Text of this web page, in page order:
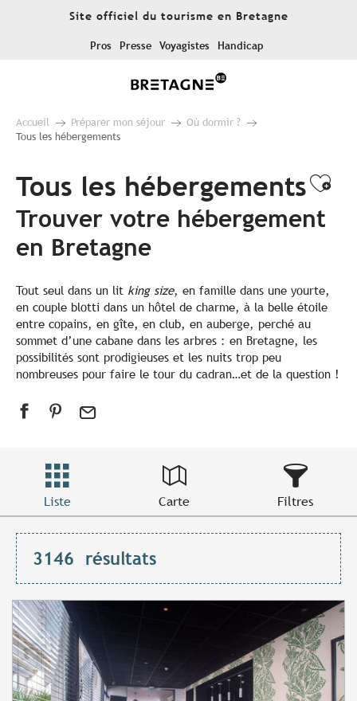
Site officiel du tourisme en Bretagne
Pros Presse Voyagistes Handicap
Accueil Préparer mon séjour
Où dormir ?
Tous les hébergements
Tous les hébergements
Trouver votre hébergement
en Bretagne
Tout seul dans un lit king size, en famille dans une yourte,
en couple blotti dans un hôtel de charme, à la belle étoile
entre copains, en gîte, en club, en auberge, perché au
sommet d’une cabane dans les arbres : en Bretagne, les
possibilités sont prodigieuses et les nuits trop peu
nombreuses pour faire le tour du cadran…et de la question !
Liste Carte Filtres
3146 résultats